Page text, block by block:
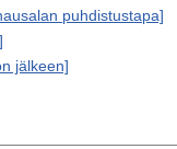
puhdistustapa]
jälkeen]